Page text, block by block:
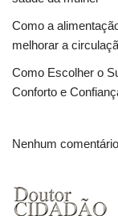
Como a
melhorar a
Como Escolher o
Conforto e
Nenhum